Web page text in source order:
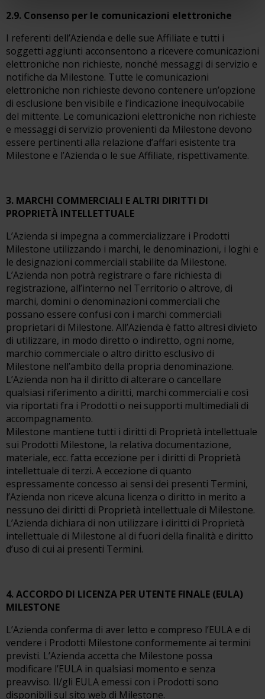
2.9. Consenso per le comunicazioni elettroniche
I referenti dell’Azienda e delle sue Affiliate e tutti i
soggetti aggiunti acconsentono a ricevere comunicazioni
elettroniche non richieste, nonché messaggi di servizio e
notifiche da Milestone. Tutte le comunicazioni
elettroniche non richieste devono contenere un’opzione
di esclusione ben visibile e l’indicazione inequivocabile
del mittente. Le comunicazioni elettroniche non richieste
e messaggi di servizio provenienti da Milestone devono
essere pertinenti alla relazione d’affari esistente tra
Milestone e l’Azienda o le sue Affiliate, rispettivamente.
3. MARCHI COMMERCIALI E ALTRI DIRITTI DI
PROPRIETÀ INTELLETTUALE
L’Azienda si impegna a commercializzare i Prodotti
Milestone utilizzando i marchi, le denominazioni, i loghi e
le designazioni commerciali stabilite da Milestone.
L’Azienda non potrà registrare o fare richiesta di
registrazione, all’interno nel Territorio o altrove, di
marchi, domini o denominazioni commerciali che
possano essere confusi con i marchi commerciali
proprietari di Milestone. All’Azienda è fatto altresì divieto
di utilizzare, in modo diretto o indiretto, ogni nome,
marchio commerciale o altro diritto esclusivo di
Milestone nell’ambito della propria denominazione.
L’Azienda non ha il diritto di alterare o cancellare
qualsiasi riferimento a diritti, marchi commerciali e così
via riportati fra i Prodotti o nei supporti multimediali di
accompagnamento.
Milestone mantiene tutti i diritti di Proprietà intellettuale
sui Prodotti Milestone, la relativa documentazione,
materiale, ecc. fatta eccezione per i diritti di Proprietà
intellettuale di terzi. A eccezione di quanto
espressamente concesso ai sensi dei presenti Termini,
l’Azienda non riceve alcuna licenza o diritto in merito a
nessuno dei diritti di Proprietà intellettuale di Milestone.
L’Azienda dichiara di non utilizzare i diritti di Proprietà
intellettuale di Milestone al di fuori della finalità e diritto
d’uso di cui ai presenti Termini.
4. ACCORDO DI LICENZA PER UTENTE FINALE (EULA)
MILESTONE
L’Azienda conferma di aver letto e compreso l’EULA e di
vendere i Prodotti Milestone conformemente ai termini
previsti. L’Azienda accetta che Milestone possa
modificare l’EULA in qualsiasi momento e senza
preavviso. Il/gli EULA emessi con i Prodotti sono
disponibili sul sito web di Milestone.